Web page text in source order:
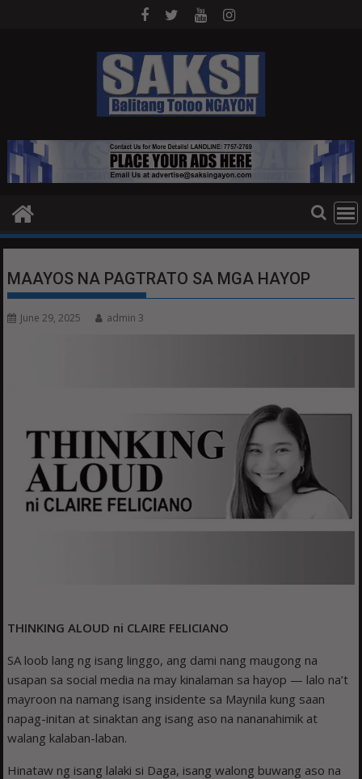
MAAYOS NA PAGTRATO SA MGA HAYOP
June 29, 2025 admin 3
THINKING ALOUD ni CLAIRE FELICIANO
SA loob lang ng isang linggo, ang dami nang maugong na
usapan sa social media na may kinalaman sa hayop — lalo na’t
mayroon na namang isang insidente sa Maynila kung saan
napag-initan at sinaktan ang isang aso na nananahimik at
walang kalaban-laban.
Hinataw ng isang lalaki si Daga, isang walong buwang aso na